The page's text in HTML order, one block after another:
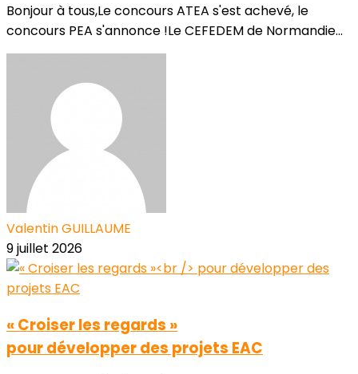
Bonjour à tous,Le concours ATEA s'est achevé, le
concours PEA s'annonce !Le CEFEDEM de Normandie...
Valentin GUILLAUME
9 juillet 2026
« Croiser les regards »
pour développer des projets EAC